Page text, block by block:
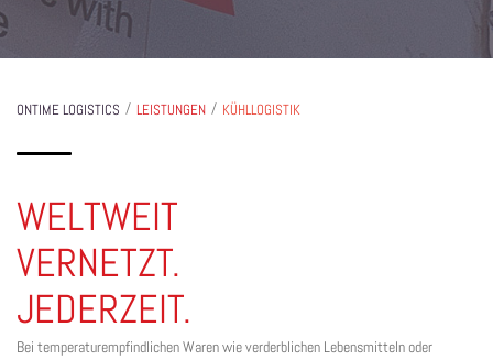
ONTIME LOGISTICS / LEISTUNGEN / KÜHLLOGISTIK
WELTWEIT
VERNETZT.
JEDERZEIT.
Bei temperaturempfindlichen Waren wie verderblichen Lebensmitteln oder